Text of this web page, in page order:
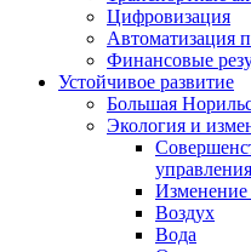
Цифровизация
Автоматизация
Финансовые
Устойчивое развитие
Большая
Экология и
управления
Изменение
Воздух
Вода